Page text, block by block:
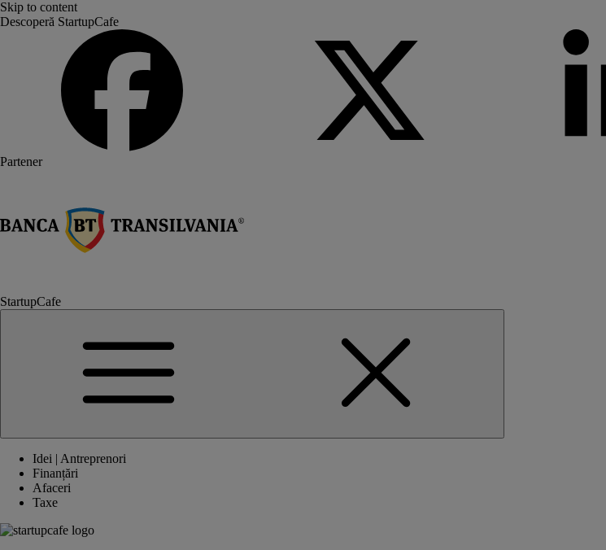
Skip to content
Descoperă StartupCafe
Partener
StartupCafe
Idei | Antreprenori
Finanțări
Afaceri
Taxe